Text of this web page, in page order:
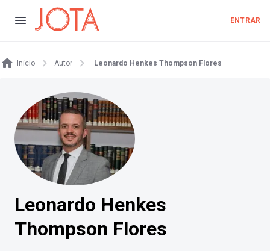
ENTRAR
Início Autor Leonardo Henkes Thompson Flores
Leonardo Henkes
Thompson Flores